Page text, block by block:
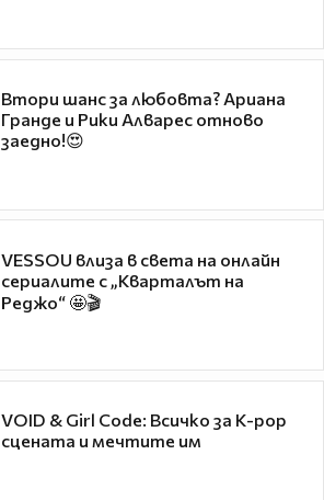
Втори шанс за любовта? Ариана
Гранде и Рики Алварес отново
заедно!😍
VESSOU влиза в света на онлайн
сериалите с „Кварталът на
Реджо“ 🤩🎬
VOID & Girl Code: Всичко за K-pop
сцената и мечтите им